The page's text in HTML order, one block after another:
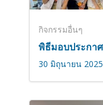
กิจกรรมอื่นๆ
30 มิถุนายน 2025